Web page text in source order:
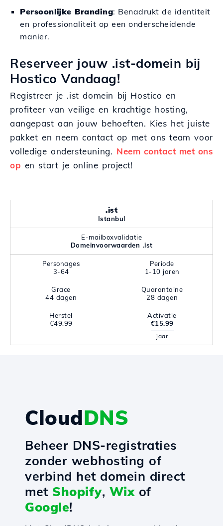
Persoonlijke Branding: Benadrukt de identiteit
en professionaliteit op een onderscheidende
manier.
Reserveer jouw .ist-domein bij
Hostico Vandaag!
Registreer je .ist domein bij Hostico en
profiteer van veilige en krachtige hosting,
aangepast aan jouw behoeften. Kies het juiste
pakket en neem contact op met ons team voor
volledige ondersteuning. Neem contact met ons
op en start je online project!
.ist
Istanbul
E-mailboxvalidatie
Domeinvoorwaarden .ist
Personages
3-64
Periode
1-10 jaren
Grace
44 dagen
Quarantaine
28 dagen
Herstel
€49.99
Activatie
€15.99
jaar
CloudDNS
Beheer DNS-registraties
zonder webhosting of
verbind het domein direct
met Shopify, Wixof
Google!